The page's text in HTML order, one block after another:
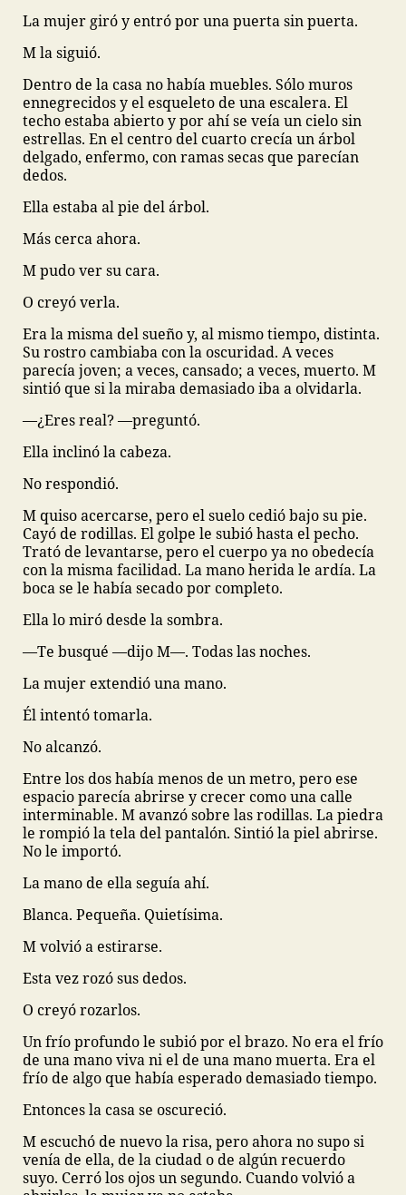
La mujer giró y entró por una puerta sin puerta.
M la siguió.
Dentro de la casa no había muebles. Sólo muros
ennegrecidos y el esqueleto de una escalera. El
techo estaba abierto y por ahí se veía un cielo sin
estrellas. En el centro del cuarto crecía un árbol
delgado, enfermo, con ramas secas que parecían
dedos.
Ella estaba al pie del árbol.
Más cerca ahora.
M pudo ver su cara.
O creyó verla.
Era la misma del sueño y, al mismo tiempo, distinta.
Su rostro cambiaba con la oscuridad. A veces
parecía joven; a veces, cansado; a veces, muerto. M
sintió que si la miraba demasiado iba a olvidarla.
—¿Eres real? —preguntó.
Ella inclinó la cabeza.
No respondió.
M quiso acercarse, pero el suelo cedió bajo su pie.
Cayó de rodillas. El golpe le subió hasta el pecho.
Trató de levantarse, pero el cuerpo ya no obedecía
con la misma facilidad. La mano herida le ardía. La
boca se le había secado por completo.
Ella lo miró desde la sombra.
—Te busqué —dijo M—. Todas las noches.
La mujer extendió una mano.
Él intentó tomarla.
No alcanzó.
Entre los dos había menos de un metro, pero ese
espacio parecía abrirse y crecer como una calle
interminable. M avanzó sobre las rodillas. La piedra
le rompió la tela del pantalón. Sintió la piel abrirse.
No le importó.
La mano de ella seguía ahí.
Blanca. Pequeña. Quietísima.
M volvió a estirarse.
Esta vez rozó sus dedos.
O creyó rozarlos.
Un frío profundo le subió por el brazo. No era el frío
de una mano viva ni el de una mano muerta. Era el
frío de algo que había esperado demasiado tiempo.
Entonces la casa se oscureció.
M escuchó de nuevo la risa, pero ahora no supo si
venía de ella, de la ciudad o de algún recuerdo
suyo. Cerró los ojos un segundo. Cuando volvió a